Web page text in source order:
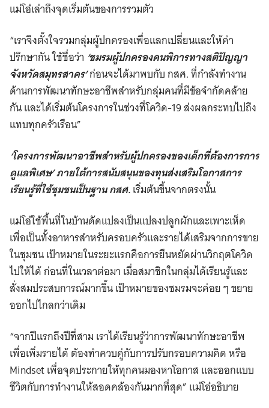
แม่โอ๋เล่าถึงจุดเริ่มต้นของการรวมตัว
“เราจึงตั้งใจรวมกลุ่มผู้ปกครองเพื่อแลกเปลี่ยนและให้คำ
ปรึกษากัน ใช้ชื่อว่า ‘ชมรมผู้ปกครองคนพิการทางสติปัญญา
จังหวัดสมุทรสาคร’ก่อนจะได้มาพบกับ กสศ. ที่กำลังทำงาน
ด้านการพัฒนาทักษะอาชีพสำหรับกลุ่มคนที่มีข้อจำกัดคล้าย
กัน และได้เริ่มต้นโครงการในช่วงที่โควิด-19 ส่งผลกระทบไปถึง
แทบทุกครัวเรือน”
‘โครงการพัฒนาอาชีพสำหรับผู้ปกครองของเด็กที่ต้องการการ
ดูแลพิเศษ’ภายใต้การสนับสนุนของทุนส่งเสริมโอกาสการ
เรียนรู้ที่ใช้ชุมชนเป็นฐาน กสศ.เริ่มต้นขึ้นจากตรงนั้น
แม่โอ๋ใช้พื้นที่ในบ้านดัดแปลงเป็นแปลงปลูกผักและเพาะเห็ด
เพื่อเป็นทั้งอาหารสำหรับครอบครัวและรายได้เสริมจากการขาย
ในชุมชน เป้าหมายในระยะแรกคือการยืนหยัดผ่านวิกฤตโควิด
ไปให้ได้ ก่อนที่ในเวลาต่อมา เมื่อสมาชิกในกลุ่มได้เรียนรู้และ
สั่งสมประสบการณ์มากขึ้น เป้าหมายของชมรมจะค่อย ๆ ขยาย
ออกไปไกลกว่าเดิม
“จากปีแรกถึงปีที่สาม เราได้เรียนรู้ว่าการพัฒนาทักษะอาชีพ
เพื่อเพิ่มรายได้ ต้องทำควบคู่กับการปรับกรอบความคิด หรือ
Mindset เพื่อจุดประกายให้ทุกคนมองหาโอกาส และออกแบบ
ชีวิตกับการทำงานให้สอดคล้องกันมากที่สุด” แม่โอ๋อธิบาย